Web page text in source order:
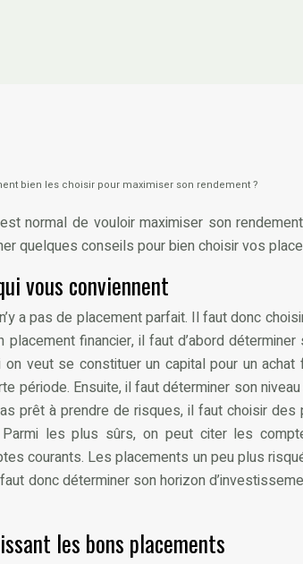
bien les choisir pour maximiser son rendement ?
normal de vouloir maximiser son
quelques conseils pour bien choisir vos
vous conviennent
a pas de placement parfait. Il faut donc
placement financier, il faut d’abord
on veut se constituer un capital pour un
période. Ensuite, il faut déterminer son
prêt à prendre de risques, il faut choisir
les plus sûrs, on peut citer les
courants. Les placements un peu plus
donc déterminer son horizon
les bons placements